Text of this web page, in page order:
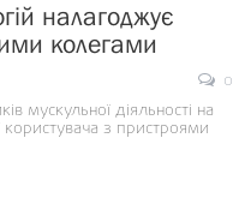
налагоджує
колегами
0
мускульної діяльності на
користувача з пристроями